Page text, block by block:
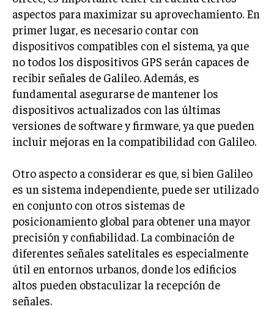
aspectos para maximizar su aprovechamiento. En
primer lugar, es necesario contar con
dispositivos compatibles con el sistema, ya que
no todos los dispositivos GPS serán capaces de
recibir señales de Galileo. Además, es
fundamental asegurarse de mantener los
dispositivos actualizados con las últimas
versiones de software y firmware, ya que pueden
incluir mejoras en la compatibilidad con Galileo.
Otro aspecto a considerar es que, si bien Galileo
es un sistema independiente, puede ser utilizado
en conjunto con otros sistemas de
posicionamiento global para obtener una mayor
precisión y confiabilidad. La combinación de
diferentes señales satelitales es especialmente
útil en entornos urbanos, donde los edificios
altos pueden obstaculizar la recepción de
señales.